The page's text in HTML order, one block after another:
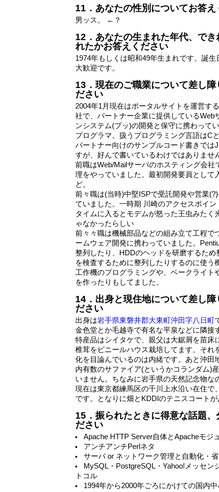
11．あなたの性別についてお答え
男ッス。 ←？
12．あなたの生まれた年代、で
れたかお答えください
1974年もしくは昭和49年生まれです。誕
大歓迎です。
13．現在のご職業について差し
ださい
2004年1月現在はポータルサイトを運営す
社で、パートナー企業に提供しているWeb
ンシステム(プッ)の開発と保守に携わって
プログラマ。扱うプログラミング言語はC
パートナー向けのサンプルコード書きでは
すが、好んで書いているわけではありませ
前職はWeb/Mailサーバのホスティング会社
理をやっていました。最初開発要員として
ど。
前々職は(当時)中堅ISPで受託開発や営業
ていました。一時期 川崎のアクセスポイ
タイムに入るとモデムが怒った王虫みた
ゃなかったらしい
前々々職は機械部品などの組み立て工程で
ームウェア開発に携わっていました。
整列したり、HDDのヘッドを研磨するた
を検査するために整列したりするのに使う
工作機のプログラミングや、ベークライト
を作ったりもしてました。
14．出身と現住地について差し
ださい
出身は岩手県東磐井郡大東町沖田字八日町
金色堂とか毛越寺で有名な平泉などに隣接
特産品はシイタケで、親父は大鋸屑を苗床
椎茸をビニールハウス栽培してます。それ
化を目論んでいるのは内緒です。あと沖田
内有数のサファイア(というかコランダム)
いません。ちなみに岩手県の天然記念物な
現在は東京都練馬区の千川上水沿い在住で
です。となりに畑とKDDIのテニスコート
15．振られたときに得意な話題
ださい
Apache HTTP Server自体とApacheモジ
アンチアンチPerlネタ
サーバ or ネットワーク管理と自動化・
MySQL・PostgreSQL・Yahoo!メッセン
トコル
1994年から2000年ごろにかけての国内